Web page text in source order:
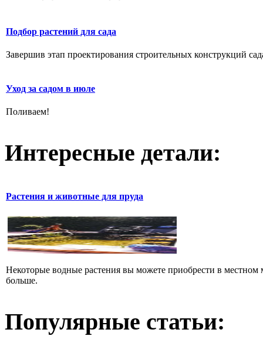
Подбор растений для сада
Завершив этап проектирования строительных конструкций
Уход за садом в июле
Поливаем!
Интересные детали:
Растения и животные для пруда
Некоторые водные растения вы можете приобрести в
больше.
Популярные статьи: